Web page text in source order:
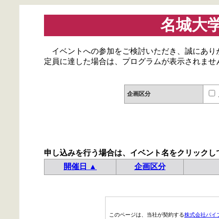
名城大
イベントへの参加をご検討いただき、誠にあ
定員に達した場合は、プログラムが表示されませ
企画区分
申し込みを行う場合は、イベント名をクリックし
開催日 ▲
企画区分
このページは、当社が契約する株式会社パイ